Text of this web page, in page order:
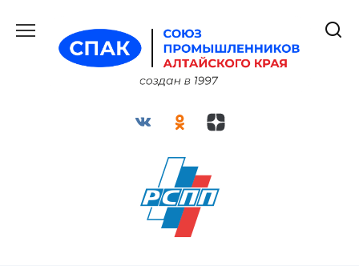
содержанию